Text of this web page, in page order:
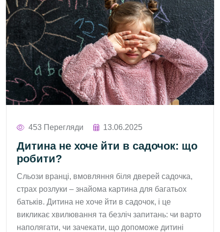
453 Перегляди 13.06.2025
Дитина не хоче йти в садочок: що
робити?
Сльози вранці, вмовляння біля дверей садочка,
страх розлуки – знайома картина для багатьох
батьків. Дитина не хоче йти в садочок, і це
викликає хвилювання та безліч запитань: чи варто
наполягати, чи зачекати, що допоможе дитині